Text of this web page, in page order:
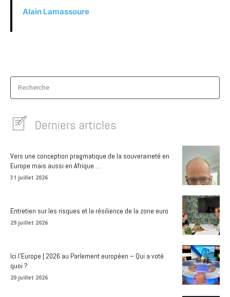
Alain Lamassoure
Recherche
Derniers articles
Vers une conception pragmatique de la souveraineté en
Europe mais aussi en Afrique …
31 juillet 2026
Entretien sur les risques et la résilience de la zone euro
29 juillet 2026
Ici l’Europe | 2026 au Parlement européen – Qui a voté
quoi ?
20 juillet 2026